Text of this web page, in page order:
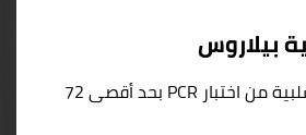
بيلاروس
يجب تقديم نتيجة سلبية من اختبار PCR بحد أقصى 72